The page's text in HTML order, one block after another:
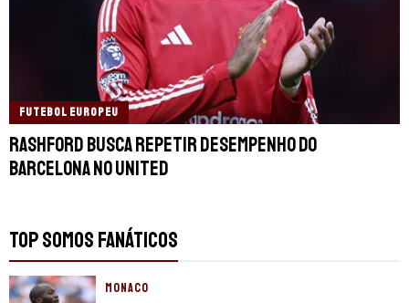
FUTEBOL EUROPEU
Rashford busca repetir desempenho do
Barcelona no United
TOP SOMOS FANÁTICOS
MONACO